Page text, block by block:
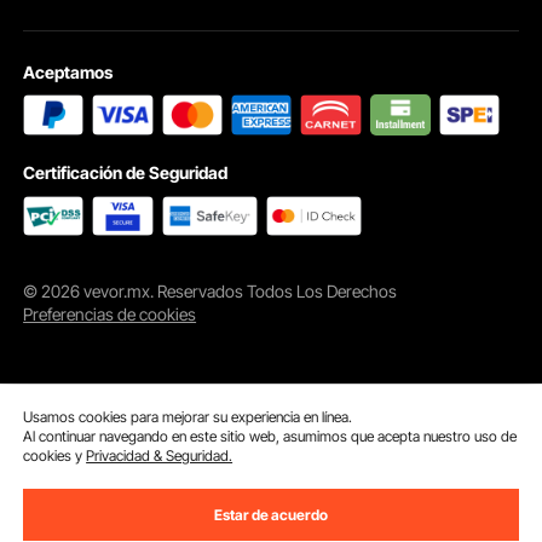
Aceptamos
Certificación de Seguridad
© 2026 vevor.mx. Reservados Todos Los Derechos
Preferencias de cookies
Usamos cookies para mejorar su experiencia en línea.
Al continuar navegando en este sitio web, asumimos que acepta nuestro uso de
cookies yPrivacidad & Seguridad.
Estar de acuerdo